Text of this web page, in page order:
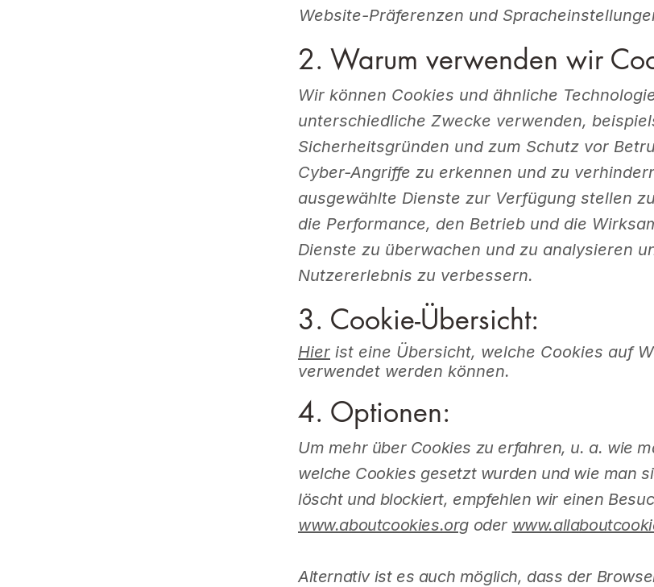
Website-Präferenzen und
2. Warum verwenden wir
Wir können Cookies und ähnliche
unterschiedliche Zwecke verwenden,
Sicherheitsgründen und zum Schutz vor
Cyber-Angriffe zu erkennen und zu
ausgewählte Dienste zur Verfügung stellen
die Performance, den Betrieb und die
Dienste zu überwachen und zu analysieren
Nutzererlebnis zu verbessern.
3. Cookie-Übersicht:
Hier ist eine Übersicht, welche Cookies auf
verwendet werden können.
4. Optionen:
Um mehr über Cookies zu erfahren, u. a. wie
welche Cookies gesetzt wurden und wie man
löscht und blockiert, empfehlen wir einen
www.aboutcookies.org oder
Alternativ ist es auch möglich, dass der